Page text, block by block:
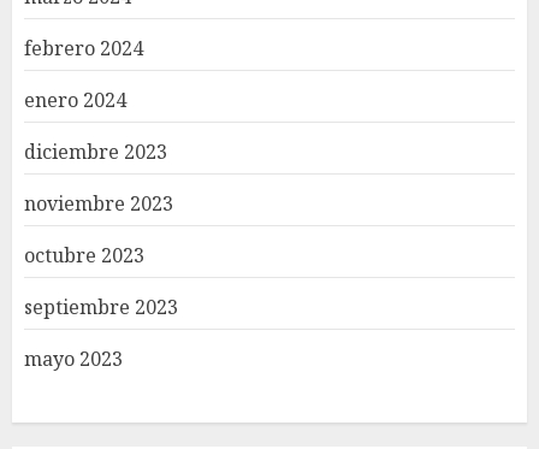
febrero 2024
enero 2024
diciembre 2023
noviembre 2023
octubre 2023
septiembre 2023
mayo 2023